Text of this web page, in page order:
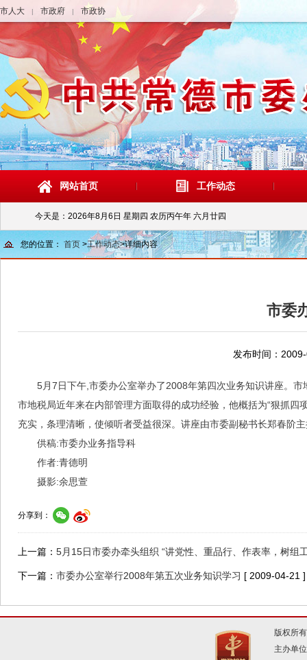
市人大 | 市政府 | 市政协
网站首页 工作动态
今天是： 2026年8月6日 星期四 农历丙午年 六月廿四
您的位置： 首页 >工作动态>详细内容
市委
发布时间：
5月7日下午,市委办公室举办了2008年第四次业务知识讲座。
市地税局近年来在内部管理方面取得的成功经验，他概括为“狠抓
充实，条理清晰，使倾听者受益很深。讲座由市委副秘书长郑春阶
供稿:市委办业务指导科
作者:青德明
摄影:余思萱
分享到：
上一篇： 5月15日市委办牵头组织 “讲党性、重品行、作表率，树组
下一篇： 市委办公室举行2008年第五次业务知识学习 [ 2009-04-21 ]
版权所
主办单